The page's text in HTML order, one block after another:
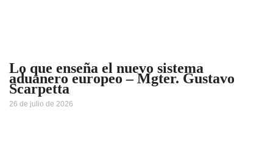
Lo que enseña el nuevo sistema
aduanero europeo – Mgter. Gustavo
Scarpetta
26 de julio de 2026